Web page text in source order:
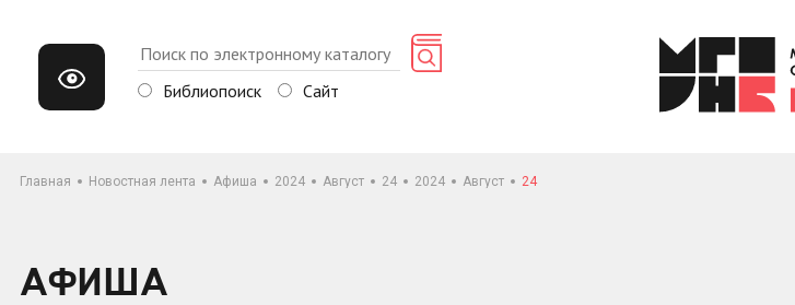
Библиопоиск Сайт
Главная Новостная лента Афиша 2024 Август 24 2024 Август 24
АФИША